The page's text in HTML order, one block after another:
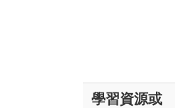
學習資源或